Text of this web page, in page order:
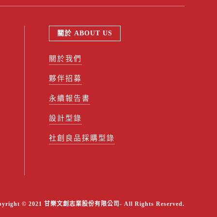
關於 ABOUT US
關於我們
夥伴招募
永續報告書
設計型錄
社創良品採購型錄
© 2021 甘樂文創志業股份有限公司- All Rights Reserved.